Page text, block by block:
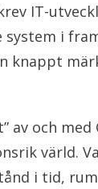
IT-
i
knappt
av och
värld.
i tid,